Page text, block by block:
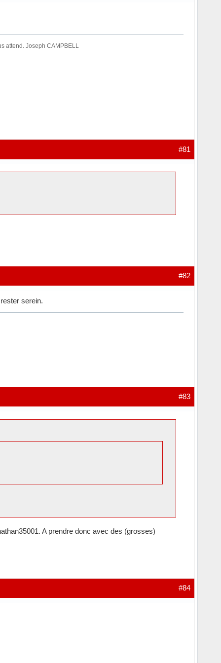
attend. Joseph CAMPBELL
#81
#82
serein.
#83
A prendre donc avec des (grosses)
#84